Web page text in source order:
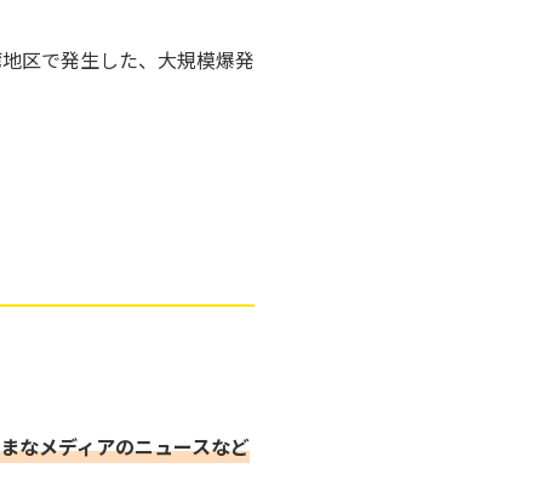
区で発生した、大規模爆発
なメディアのニュースなど